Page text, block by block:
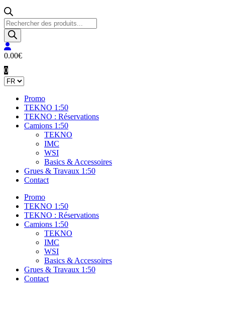
Recherche
de
produits
0.00€
0
Promo
TEKNO 1:50
TEKNO : Réservations
Camions 1:50
TEKNO
IMC
WSI
Basics & Accessoires
Grues & Travaux 1:50
Contact
Promo
TEKNO 1:50
TEKNO : Réservations
Camions 1:50
TEKNO
IMC
WSI
Basics & Accessoires
Grues & Travaux 1:50
Contact